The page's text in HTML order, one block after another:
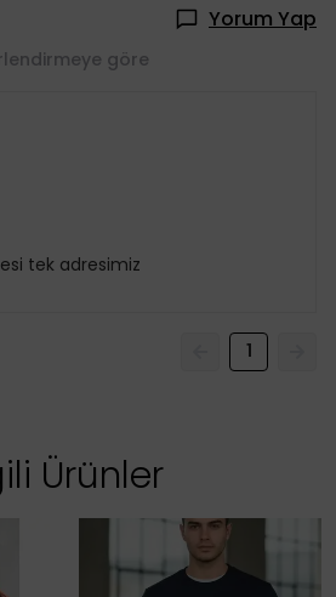
Yorum Yap
göre
tek adresimiz
1
Ürünler